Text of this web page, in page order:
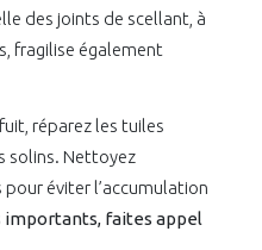
des joints de scellant, à
fragilise également
réparez les tuiles
solins. Nettoyez
éviter l’accumulation
importants, faites appel